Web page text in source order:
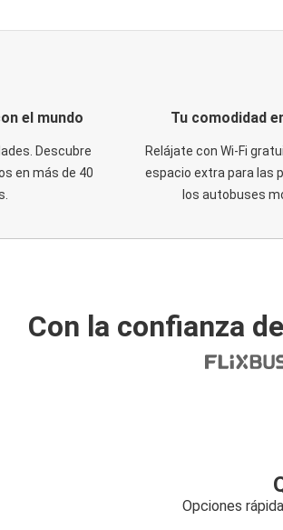
el mundo
Descubre
en más de 40
Tu comodidad
Relájate con Wi-Fi
espacio extra para las
los autobuses
Con la confianza
Opciones